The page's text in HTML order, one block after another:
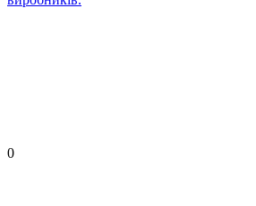
0